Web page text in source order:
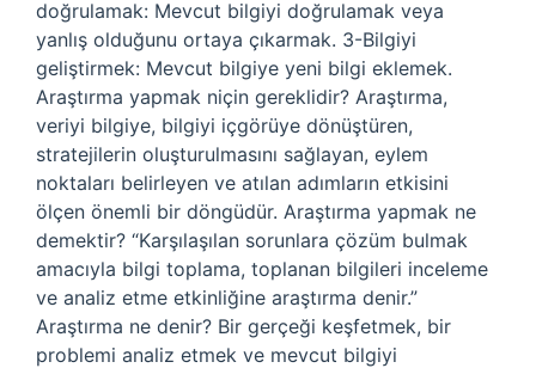
doğrulamak: Mevcut bilgiyi doğrulamak veya
yanlış olduğunu ortaya çıkarmak. 3-Bilgiyi
geliştirmek: Mevcut bilgiye yeni bilgi eklemek.
Araştırma yapmak niçin gereklidir? Araştırma,
veriyi bilgiye, bilgiyi içgörüye dönüştüren,
stratejilerin oluşturulmasını sağlayan, eylem
noktaları belirleyen ve atılan adımların etkisini
ölçen önemli bir döngüdür. Araştırma yapmak ne
demektir? “Karşılaşılan sorunlara çözüm bulmak
amacıyla bilgi toplama, toplanan bilgileri inceleme
ve analiz etme etkinliğine araştırma denir.”
Araştırma ne denir? Bir gerçeği keşfetmek, bir
problemi analiz etmek ve mevcut bilgiyi